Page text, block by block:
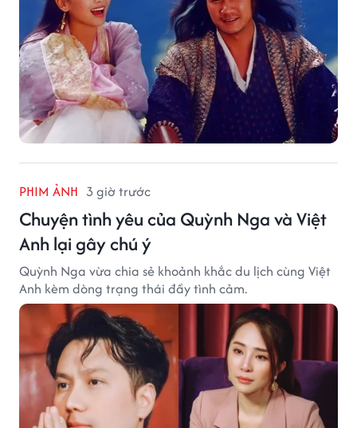
PHIM ẢNH 3 giờ trước
Chuyện tình yêu của Quỳnh Nga và Việt
Anh lại gây chú ý
Quỳnh Nga vừa chia sẻ khoảnh khắc du lịch cùng Việt
Anh kèm dòng trạng thái đầy tình cảm.